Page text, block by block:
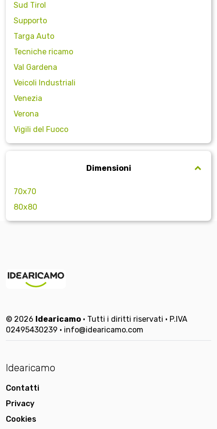
Sud Tirol
Supporto
Targa Auto
Tecniche ricamo
Val Gardena
Veicoli Industriali
Venezia
Verona
Vigili del Fuoco
Dimensioni
70x70
80x80
© 2026 Idearicamo • Tutti i diritti riservati • P.IVA
02495430239 • info@idearicamo.com
Idearicamo
Contatti
Privacy
Cookies